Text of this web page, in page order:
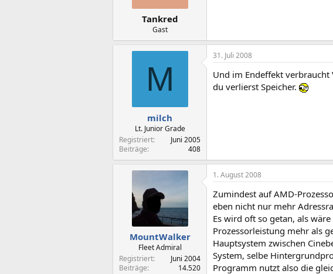
Tankred
Gast
M
milch
Lt. Junior Grade
Registriert
Juni 2005
Beiträge
408
31. Juli 2008
Und im Endeffekt verbraucht
du verlierst Speicher.
MountWalker
Fleet Admiral
Registriert
Juni 2004
Beiträge
14.520
1. August 2008
Zumindest auf AMD-
eben nicht nur mehr
Es wird oft so getan, als
Prozessorleistung mehr als
Hauptsystem zwischen
System, selbe
Programm nutzt also die